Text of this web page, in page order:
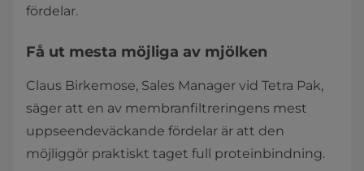
fördelar.
Få ut mesta möjliga av mjölken
Claus Birkemose, Sales Manager vid Tetra Pak,
säger att en av membranfiltreringens mest
uppseendeväckande fördelar är att den
möjliggör praktiskt taget full proteinbindning.